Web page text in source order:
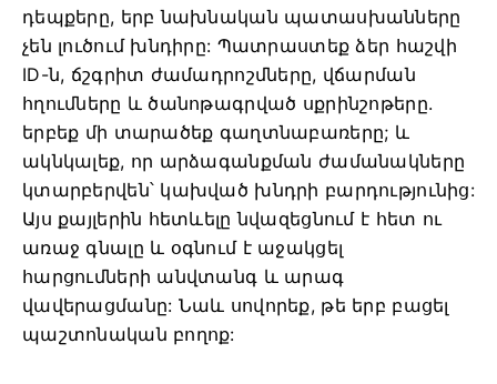
դեպքերը, երբ նախնական պատասխանները
չեն լուծում խնդիրը: Պատրաստեք ձեր հաշվի
ID-ն, ճշգրիտ ժամադրոշմները, վճարման
հղումները և ծանոթագրված սքրինշոթերը.
երբեք մի տարածեք գաղտնաբառերը; և
ակնկալեք, որ արձագանքման ժամանակները
կտարբերվեն՝ կախված խնդրի բարդությունից:
Այս քայլերին հետևելը նվազեցնում է հետ ու
առաջ գնալը և օգնում է աջակցել
հարցումների անվտանգ և արագ
վավերացմանը: Նաև սովորեք, թե երբ բացել
պաշտոնական բողոք: